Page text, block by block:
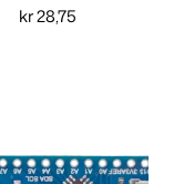
kr28,75